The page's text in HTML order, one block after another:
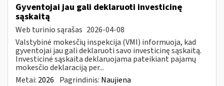
Gyventojai jau gali deklaruoti investicinę
sąskaitą
Web turinio sąrašas 2026-04-08
Valstybinė mokesčių inspekcija (VMI) informuoja, kad
gyventojai jau gali deklaruoti savo investicinę sąskaitą.
Investicinė sąskaita deklaruojama pateikiant pajamų
mokesčio deklaraciją per...
Metai: 2026 Pagrindinis: Naujiena